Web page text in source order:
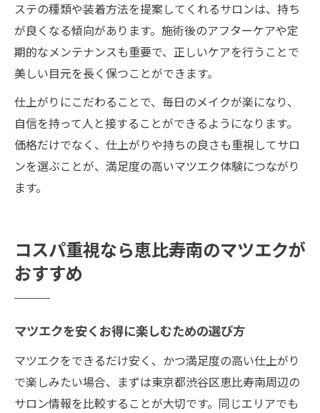
ステの種類や装着方法を提案してくれるサロンは、持ち
が良くなる傾向があります。施術後のアフターケアや定
期的なメンテナンスも重要で、正しいケアを行うことで
美しい目元を長く保つことができます。
仕上がりにこだわることで、毎日のメイクが楽になり、
自信を持って人と接することができるようになります。
価格だけでなく、仕上がりや持ちの良さも重視してサロ
ンを選ぶことが、満足度の高いマツエク体験につながり
ます。
コスパ重視なら恵比寿南のマツエクが
おすすめ
マツエクを安くお得に楽しむための選び方
マツエクをできるだけ安く、かつ満足度の高い仕上がり
で楽しみたい場合、まずは東京都渋谷区恵比寿南周辺の
サロン情報を比較することが大切です。同じエリアでも